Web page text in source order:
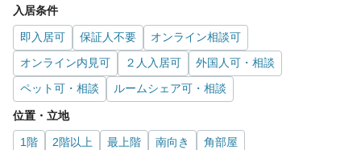
入居条件
即入居可 保証人不要
オンライン相談可
オンライン内見可
２人入居可
外国人可・相談
ペット可・相談
ルームシェア可・相談
位置・立地
1階 2階以上 最上階 南向き 角部屋